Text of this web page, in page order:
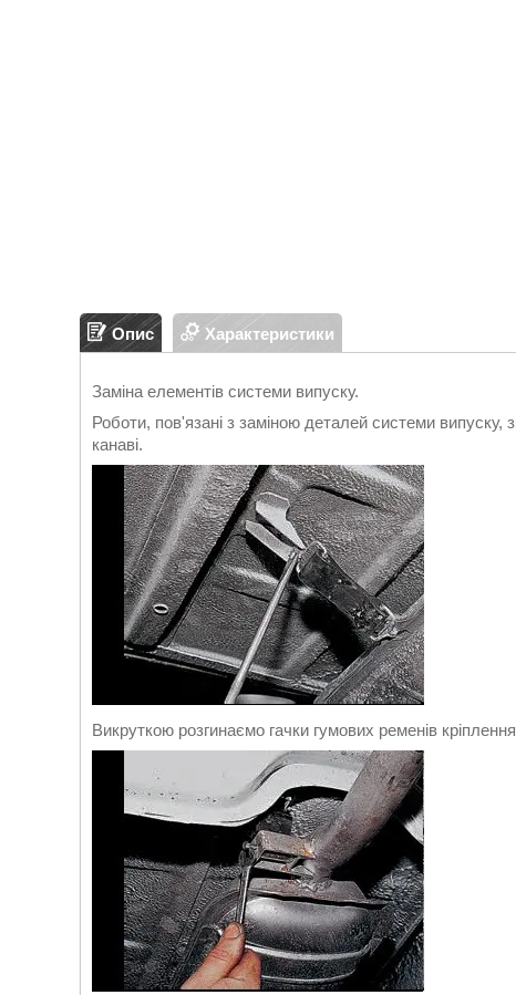
Опис Характеристики
Заміна елементів системи випуску.
Роботи, пов'язані з заміною деталей системи випуску,
канаві.
Викруткою розгинаємо гачки гумових ременів